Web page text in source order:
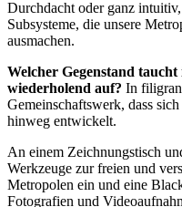
Durchdacht oder ganz
Subsysteme, die unsere
ausmachen.
Welcher Gegenstand
wiederholend auf? In
Gemeinschaftswerk, dass
hinweg entwickelt.
An einem Zeichnungstisch
Werkzeuge zur freien und
Metropolen ein und eine
Fotografien und